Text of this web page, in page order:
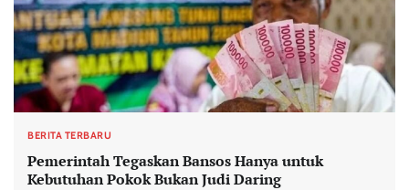
BERITA TERBARU
Pemerintah Tegaskan Bansos Hanya untuk
Kebutuhan Pokok Bukan Judi Daring